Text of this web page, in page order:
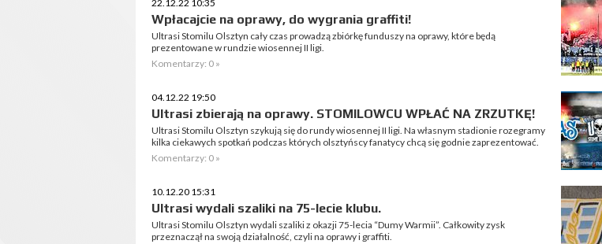
22.12.22 10:35
Wpłacajcie na oprawy, do wygrania graffiti!
Ultrasi Stomilu Olsztyn cały czas prowadzą zbiórkę funduszy na oprawy, które będą
prezentowane w rundzie wiosennej II ligi.
Komentarzy: 0 »
04.12.22 19:50
Ultrasi zbierają na oprawy. STOMILOWCU WPŁAĆ NA ZRZUTKĘ!
Ultrasi Stomilu Olsztyn szykują się do rundy wiosennej II ligi. Na własnym stadionie rozegramy
kilka ciekawych spotkań podczas których olsztyńscy fanatycy chcą się godnie zaprezentować.
Komentarzy: 0 »
10.12.20 15:31
Ultrasi wydali szaliki na 75-lecie klubu.
Ultrasi Stomilu Olsztyn wydali szaliki z okazji 75-lecia “Dumy Warmii”. Całkowity zysk
przeznaczął na swoją działalność, czyli na oprawy i graffiti.